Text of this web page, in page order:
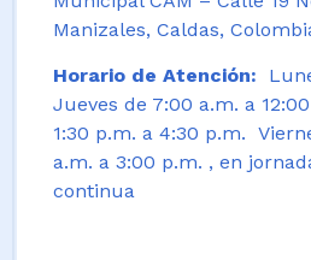
Manizales, Caldas,
Horario de Atención:
Jueves de 7:00 a.m. a
1:30 p.m. a 4:30 p.m.
a.m. a 3:00 p.m. , en
continua